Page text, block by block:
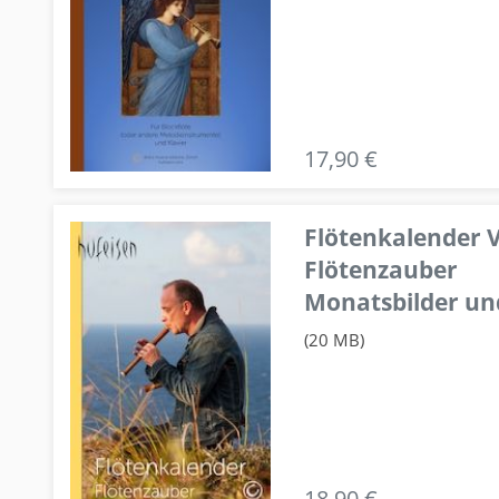
17,90 €
Flötenkalender
Flötenzauber
Monatsbilder
(20 MB)